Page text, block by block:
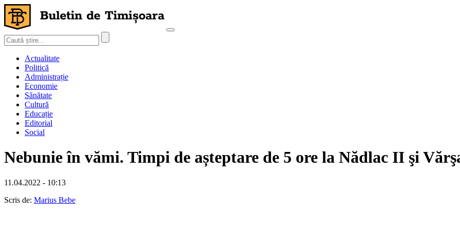
Actualitate
Politică
Administrație
Economie
Sănătate
Cultură
Educație
Editorial
Social
Nebunie în vămi. Timpi de așteptare de 5 ore la Nădlac II şi
11.04.2022 - 10:13
Scris de: Marius Bebe